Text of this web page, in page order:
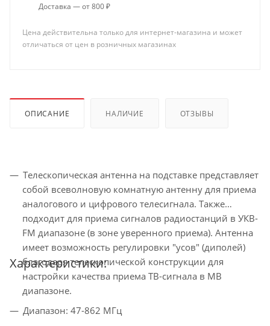
Доставка — от 800 ₽
Цена действительна только для интернет-магазина и может
отличаться от цен в розничных магазинах
ОПИСАНИЕ НАЛИЧИЕ ОТЗЫВЫ
Телескопическая антенна на подставке представляет
собой всеволновую комнатную антенну для приема
аналогового и цифрового телесигнала. Также
подходит для приема сигналов радиостанций в УКВ-
FM диапазоне (в зоне уверенного приема). Антенна
имеет возможность регулировки "усов" (диполей)
благодаря телескопической конструкции для
настройки качества приема ТВ-сигнала в МВ
диапазоне.
Характеристики:
Диапазон: 47-862 МГц